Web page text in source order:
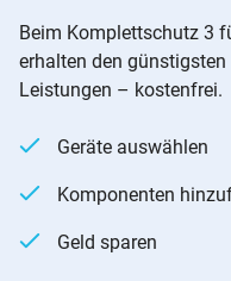
Beim Komplettschutz 3
erhalten den
Leistungen – kostenfrei.
Geräte auswählen
Komponenten
Geld sparen